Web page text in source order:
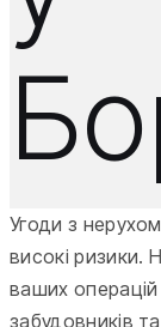
Угоди з
високі ризики.
ваших операцій
забудовників